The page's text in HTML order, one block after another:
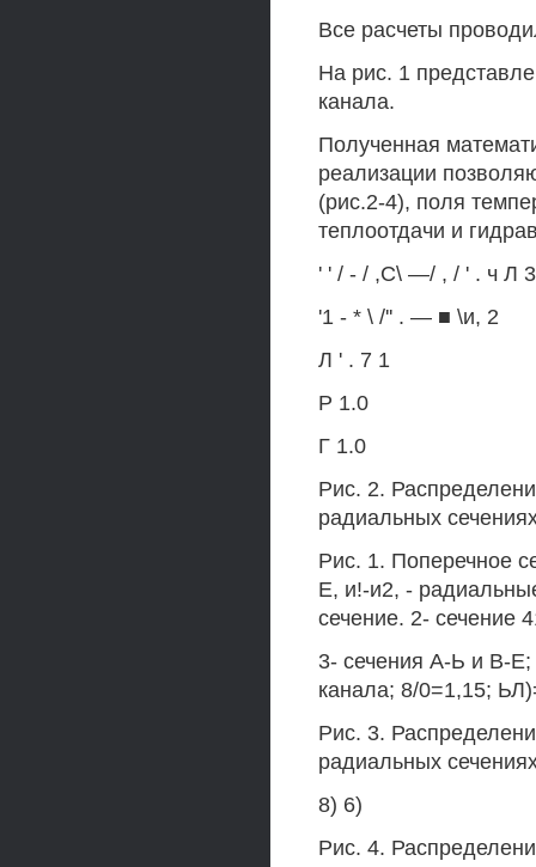
Все расчеты
На рис. 1
канала.
Полученная
реализации
(рис.2-4), поля
теплоотдачи и
' ' / - / ,С\ —/ , / ' . ч Л 3
'1 - * \ /'' . — ■ \и, 2
Л ' . 7 1
Р 1.0
Г 1.0
Рис. 2.
радиальных
Рис. 1. Поперечное
Е, и!-и2, -
сечение. 2- сечение
3- сечения А-Ь и В-Е;
канала; 8/0=1,15;
Рис. 3.
радиальных
8) 6)
Рис. 4.